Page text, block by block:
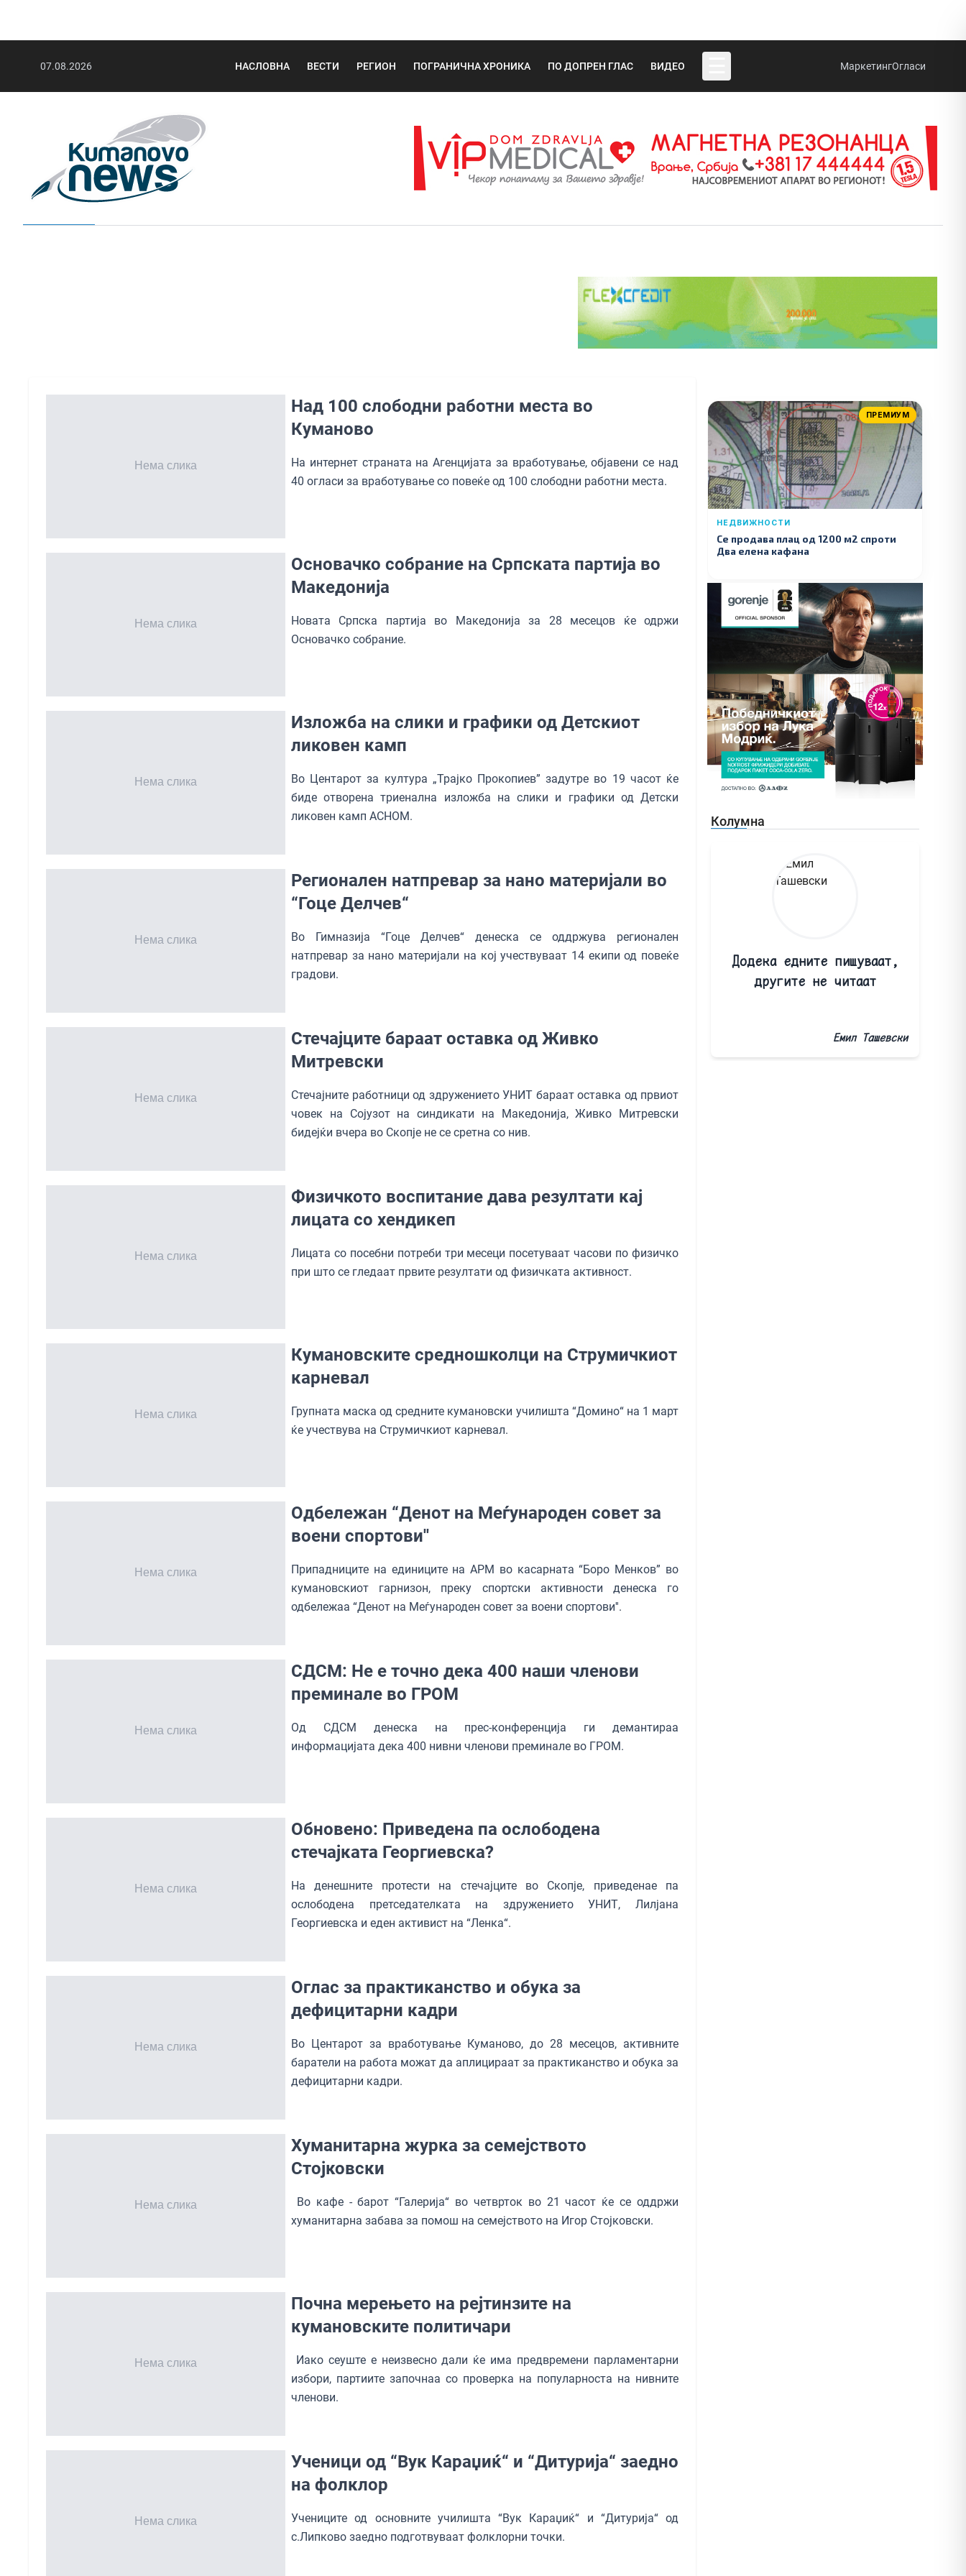
07.08.2026 НАСЛОВНА ВЕСТИ РЕГИОН ПОГРАНИЧНА ХРОНИКА ПО ДОПРЕН ГЛАС ВИДЕО МаркетингОгласи
Над 100 слободни работни места во
Куманово
На интернет страната на Агенцијата за вработување, објавени се над
40 огласи за вработување со повеќе од 100 слободни работни места.
Основачко собрание на Српската партија во
Македонија
Новата Српска партија во Македонија за 28 месецов ќе одржи
Основачко собрание.
Изложба на слики и графики од Детскиот
ликовен камп
Во Центарот за култура „Трајко Прокопиев” задутре во 19 часот ќе
биде отворена триенална изложба на слики и графики од Детски
ликовен камп АСНОМ.
Регионален натпревар за нано материјали во
“Гоце Делчев“
Во Гимназија “Гоце Делчев“ денеска се оддржува регионален
натпревар за нано материјали на кој учествуваат 14 екипи од повеќе
градови.
Стечајците бараат оставка од Живко
Митревски
Стечајните работници од здружението УНИТ бараат оставка од првиот
човек на Сојузот на синдикати на Македонија, Живко Митревски
бидејќи вчера во Скопје не се сретна со нив.
Физичкото воспитание дава резултати кај
лицата со хендикеп
Лицата со посебни потреби три месеци посетуваат часови по физичко
при што се гледаат првите резултати од физичката активност.
Кумановските средношколци на Струмичкиот
карневал
Групната маска од средните кумановски училишта “Домино“ на 1 март
ќе учествува на Струмичкиот карневал.
Одбележан “Денот на Меѓународен совет за
воени спортови′′
Припадниците на единиците на АРМ во касарната “Боро Менков” во
кумановскиот гарнизон, преку спортски активности денеска го
одбележаа “Денот на Меѓународен совет за воени спортови′′.
СДСМ: Не е точно дека 400 наши членови
преминале во ГРОМ
Од СДСМ денеска на прес-конференција ги демантираа
информацијата дека 400 нивни членови преминале во ГРОМ.
Обновено: Приведена па ослободена
стечајката Георгиевска?
На денешните протести на стечајците во Скопје, приведенае па
ослободена претседателката на здружението УНИТ, Лилјана
Георгиевска и еден активист на “Ленка“.
Оглас за практиканство и обука за
дефицитарни кадри
Во Центарот за вработување Куманово, до 28 месецов, активните
баратели на работа можат да аплицираат за практиканство и обука за
дефицитарни кадри.
Хуманитарна журка за семејството
Стојковски
Во кафе - барот “Галерија“ во четврток во 21 часот ќе се оддржи
хуманитарна забава за помош на семејството на Игор Стојковски.
Почна мерењето на рејтинзите на
кумановските политичари
Иако сеуште е неизвесно дали ќе има предвремени парламентарни
избори, партиите започнаа со проверка на популарноста на нивните
членови.
Ученици од “Вук Караџиќ“ и “Дитурија“ заедно
на фолклор
Учениците од основните училишта “Вук Кaраџиќ“ и “Дитурија“ од
с.Липково заедно подготвуваат фолклорни точки.
ПРЕМИУМ
НЕДВИЖНОСТИ
Се продава плац од 1200 м2 спроти
Два елена кафана
Колумна
Додека едните пишуваат,
другите не читаат
Емил Ташевски